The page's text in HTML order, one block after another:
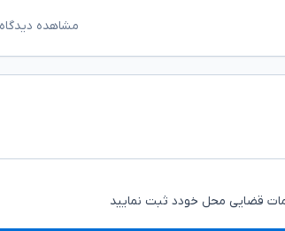
مشاهده
قضایی محل خودد ثبت نمایید